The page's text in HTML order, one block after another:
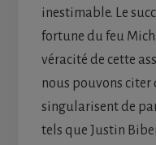
inestimable. Le
fortune du feu
véracité de cette
nous pouvons citer
singularisent de
tels que Justin